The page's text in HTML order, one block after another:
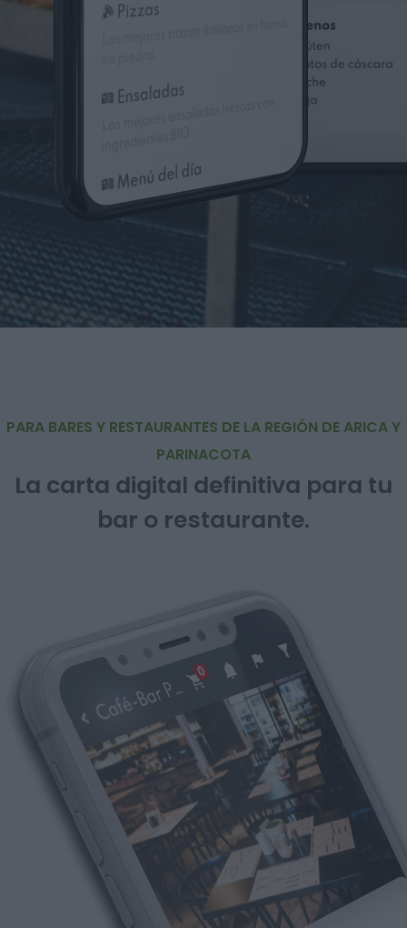
PARA BARES Y RESTAURANTES DE LA REGIÓN DE ARICA Y
PARINACOTA
La carta digital definitiva para tu
bar o restaurante.